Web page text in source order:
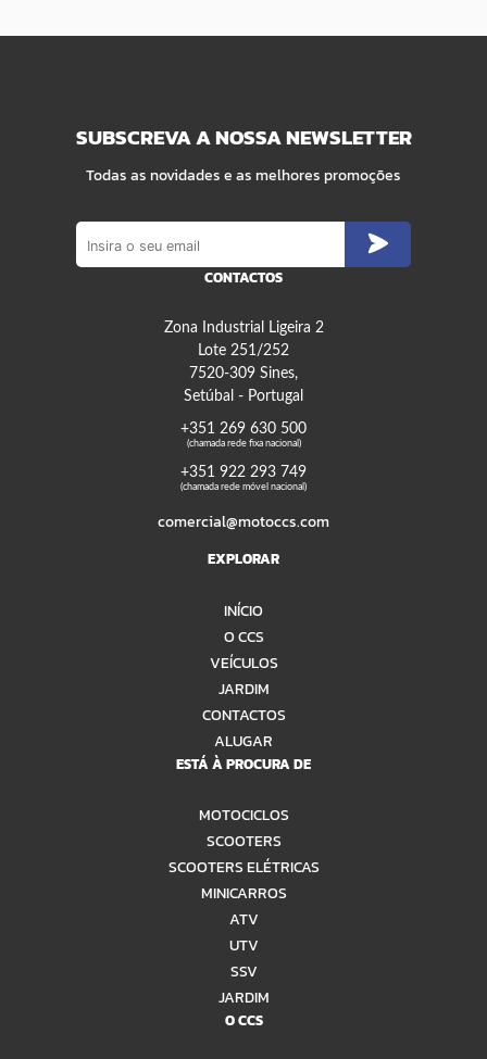
SUBSCREVA A NOSSA NEWSLETTER
Todas as novidades e as melhores promoções
CONTACTOS
Zona Industrial Ligeira 2
Lote 251/252
7520-309 Sines,
Setúbal - Portugal
+351 269 630 500
(chamada rede fixa nacional)
+351 922 293 749
(chamada rede móvel nacional)
comercial@motoccs.com
EXPLORAR
INÍCIO
O CCS
VEÍCULOS
JARDIM
CONTACTOS
ALUGAR
ESTÁ À PROCURA DE
MOTOCICLOS
SCOOTERS
SCOOTERS ELÉTRICAS
MINICARROS
ATV
UTV
SSV
JARDIM
O CCS